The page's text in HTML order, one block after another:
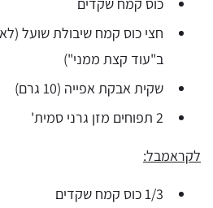
כוס קמח שקדים
חצי כוס קמח שיבולת שועל
ב"עוד קצת ממני")
שקית אבקת אפייה (10 גרם)
2 תפוחים מזן גרני סמית'
לקראמבל:
1/3 כוס קמח שקדים